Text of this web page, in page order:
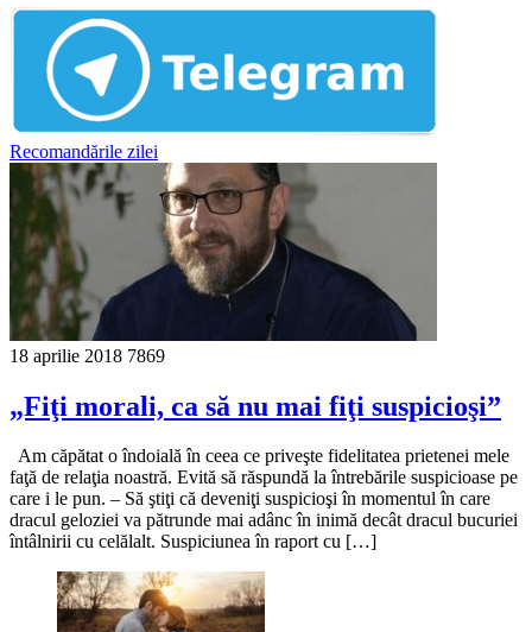
Recomandările zilei
18 aprilie 2018 7869
„Fiţi morali, ca să nu mai fiţi suspicioşi”
Am căpătat o îndoială în ceea ce priveşte fidelitatea prietenei mele
faţă de relaţia noastră. Evită să răspundă la întrebările suspicioase pe
care i le pun. – Să ştiţi că deveniţi suspicioşi în momentul în care
dracul geloziei va pătrunde mai adânc în inimă decât dracul bucuriei
întâlnirii cu celălalt. Suspiciunea în raport cu […]